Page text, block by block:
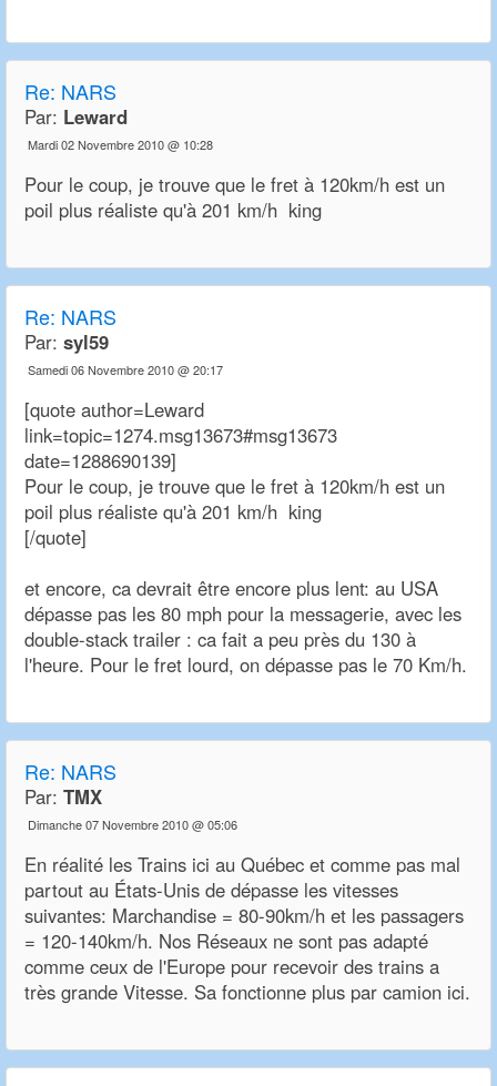
Re: NARS
Par: Leward
Mardi 02 Novembre 2010 @ 10:28
Pour le coup, je trouve que le fret à 120km/h est un
poil plus réaliste qu'à 201 km/h king
Re: NARS
Par: syl59
Samedi 06 Novembre 2010 @ 20:17
[quote author=Leward
link=topic=1274.msg13673#msg13673
date=1288690139]
Pour le coup, je trouve que le fret à 120km/h est un
poil plus réaliste qu'à 201 km/h king
[/quote]
et encore, ca devrait être encore plus lent: au USA
dépasse pas les 80 mph pour la messagerie, avec les
double-stack trailer : ca fait a peu près du 130 à
l'heure. Pour le fret lourd, on dépasse pas le 70 Km/h.
Re: NARS
Par: TMX
Dimanche 07 Novembre 2010 @ 05:06
En réalité les Trains ici au Québec et comme pas mal
partout au États-Unis de dépasse les vitesses
suivantes: Marchandise = 80-90km/h et les passagers
= 120-140km/h. Nos Réseaux ne sont pas adapté
comme ceux de l'Europe pour recevoir des trains a
très grande Vitesse. Sa fonctionne plus par camion ici.